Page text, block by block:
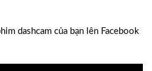
dashcam của bạn lên Facebook